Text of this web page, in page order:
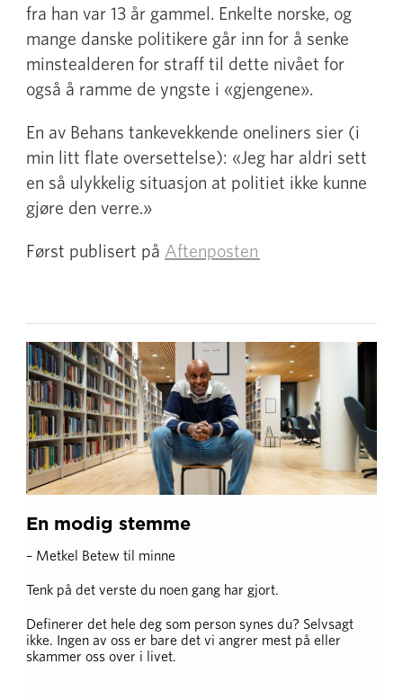
fra han var 13 år gammel. Enkelte norske, og
mange danske politikere går inn for å senke
minstealderen for straff til dette nivået for
også å ramme de yngste i «gjengene».
En av Behans tankevekkende oneliners sier (i
min litt flate oversettelse): «Jeg har aldri sett
en så ulykkelig situasjon at politiet ikke kunne
gjøre den verre.»
Først publisert på Aftenposten
En modig stemme
– Metkel Betew til minne
Tenk på det verste du noen gang har gjort.
Definerer det hele deg som person synes du? Selvsagt
ikke. Ingen av oss er bare det vi angrer mest på eller
skammer oss over i livet.